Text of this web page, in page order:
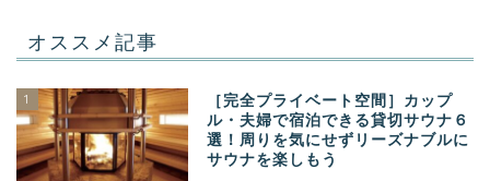
オススメ記事
1
［完全プライベート空間］カップ
ル・夫婦で宿泊できる貸切サウナ６
選！周りを気にせずリーズナブルに
サウナを楽しもう